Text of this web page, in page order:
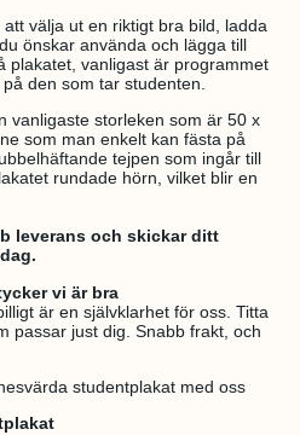
välja ut en riktigt bra bild, ladda
önskar använda och lägga till
plakatet, vanligast är programmet
den som tar studenten.
vanligaste storleken som är 50 x
som man enkelt kan fästa på
tejpen som ingår till
rundade hörn, vilket blir en
leverans och skickar ditt
vi är bra
är en självklarhet för oss. Titta
passar just dig. Snabb frakt, och
studentplakat med oss